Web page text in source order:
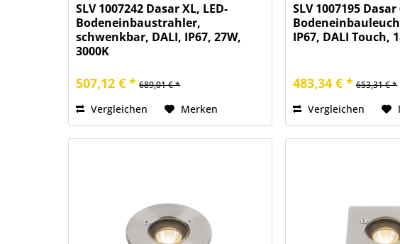
SLV 1007242 Dasar XL, LED-
Bodeneinbaustrahler,
schwenkbar, DALI, IP67, 27W,
3000K
507,12 € * 689,01 € *
Vergleichen Merken
SLV 1007195 Dasar
IP67, DALI Touch,
483,34 € * 653,31 € *
Vergleichen